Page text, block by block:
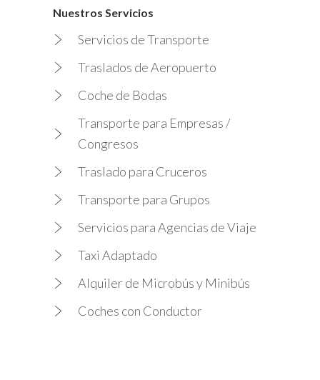
Nuestros Servicios
Servicios de Transporte
Traslados de Aeropuerto
Coche de Bodas
Transporte para Empresas /
Congresos
Traslado para Cruceros
Transporte para Grupos
Servicios para Agencias de Viaje
Taxi Adaptado
Alquiler de Microbús y Minibús
Coches con Conductor